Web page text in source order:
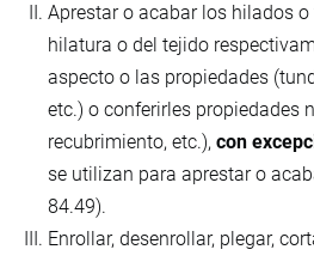
Aprestar o acabar los hilados
hilatura o del tejido
aspecto o las propiedades
etc.) o conferirles propiedades
recubrimiento, etc.), con
se utilizan para aprestar o
84.49).
Enrollar, desenrollar, plegar,